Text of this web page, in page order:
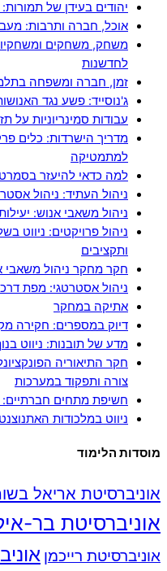
יהודים בעידן של
אוכל, חברה ותרבות: מעבר
משחק, משחקים
לחדשנות
זמן, חברה ומשפחה
ג'נוסייד: פשע נגד
עבודות סמינריוניות על
מדריך הישרדות: כלים
למתמטיקה
למה כדאי להיעזר
ניהול העתיד: ניהול
ניהול משאבי אנוש:
ניהול פרויקטים: ניווט
ותקציבים
חקר מחקר ניהול משאבי
ניהול אסטרטגי: מפת
אתיקה במחקר
דיוק במספרים: חקירה
מדע של תובנות: ניווט
חקר התיאוריה
צורה ותפקוד במערכות
חשיפת מתחים חברתיים:
ניווט במלכודות
מוסדות הלימוד
אוניברסיטת אריאל
אוניברסיטת בר-
אוניברסיטת רייכמן